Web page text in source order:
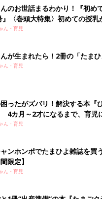
のお世話まるわかり！『初め
』〈巻頭大特集〉初めての授乳
っぱい・ミルクの基本と夏のト
ん・育児
が生まれたら！2冊の「たまひ
ん・育児
ったがズバリ！解決する本『
4カ月～2才になるまで、育児
！
ん・育児
ンホンポでたまひよ雑誌を買
限定】
ん・育児